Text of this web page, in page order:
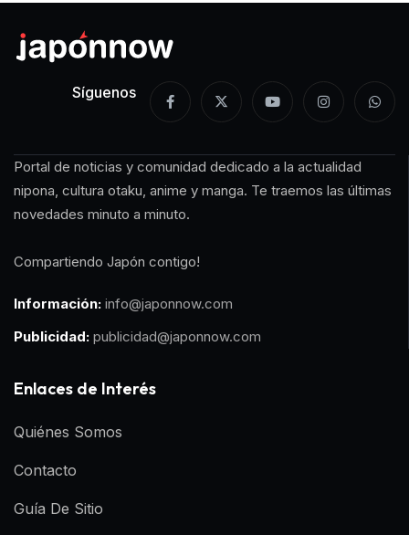
Síguenos
Portal de noticias y comunidad dedicado a la actualidad
nipona, cultura otaku, anime y manga. Te traemos las últimas
novedades minuto a minuto.
Compartiendo Japón contigo!
Información: info@japonnow.com
Publicidad: publicidad@japonnow.com
Enlaces de Interés
Quiénes Somos
Contacto
Guía De Sitio